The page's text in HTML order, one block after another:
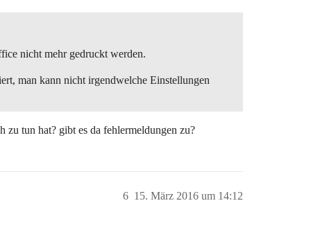
nicht mehr gedruckt werden.
man kann nicht irgendwelche Einstellungen
zu tun hat? gibt es da fehlermeldungen zu?
15. März 2016 um 14:12
6